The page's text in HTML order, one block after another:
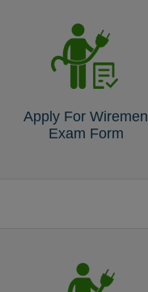
Apply For Wiremen
Exam Form